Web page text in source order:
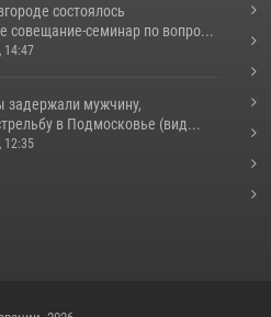
состоялось
совещание-семинар по вопро...
14:47
задержали мужчину,
в Подмосковье (вид...
12:35